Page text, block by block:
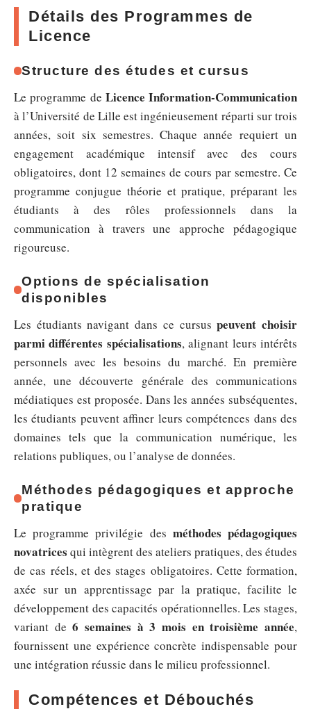
Détails des Programmes de
Licence
Structure des études et cursus
Le programme de Licence Information-Communication
à l’Université de Lille est ingénieusement réparti sur trois
années, soit six semestres. Chaque année requiert un
engagement académique intensif avec des cours
obligatoires, dont 12 semaines de cours par semestre. Ce
programme conjugue théorie et pratique, préparant les
étudiants à des rôles professionnels dans la
communication à travers une approche pédagogique
rigoureuse.
Options de spécialisation
disponibles
Les étudiants navigant dans ce cursuspeuvent choisir
parmi différentes spécialisations, alignant leurs intérêts
personnels avec les besoins du marché. En première
année, une découverte générale des communications
médiatiques est proposée. Dans les années subséquentes,
les étudiants peuvent affiner leurs compétences dans des
domaines tels que la communication numérique, les
relations publiques, ou l’analyse de données.
Méthodes pédagogiques et approche
pratique
Le programme privilégie des méthodes pédagogiques
novatrices qui intègrent des ateliers pratiques, des études
de cas réels, et des stages obligatoires. Cette formation,
axée sur un apprentissage par la pratique, facilite le
développement des capacités opérationnelles. Les stages,
variant de6 semaines à 3 mois en troisième année,
fournissent une expérience concrète indispensable pour
une intégration réussie dans le milieu professionnel.
Compétences et Débouchés